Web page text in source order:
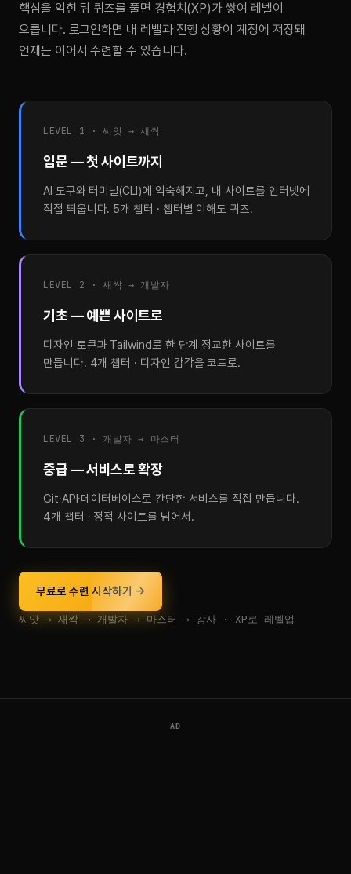
핵심을 익힌 뒤 퀴즈를 풀면 경험치(XP)가 쌓여 레벨이
오릅니다. 로그인하면 내 레벨과 진행 상황이 계정에 저장돼
언제든 이어서 수련할 수 있습니다.
LEVEL 1 · 씨앗 → 새싹
입문 — 첫 사이트까지
AI 도구와 터미널(CLI)에 익숙해지고, 내 사이트를 인터넷에
직접 띄웁니다. 5개 챕터 · 챕터별 이해도 퀴즈.
LEVEL 2 · 새싹 → 개발자
기초 — 예쁜 사이트로
디자인 토큰과 Tailwind로 한 단계 정교한 사이트를
만듭니다. 4개 챕터 · 디자인 감각을 코드로.
LEVEL 3 · 개발자 → 마스터
중급 — 서비스로 확장
Git·API·데이터베이스로 간단한 서비스를 직접 만듭니다.
4개 챕터 · 정적 사이트를 넘어서.
무료로 수련 시작하기 →
씨앗 → 새싹 → 개발자 → 마스터 → 강사 · XP로 레벨업
AD